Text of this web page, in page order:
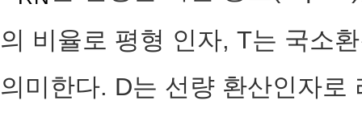
의 비율로 평형 인자, T는 국소
의미한다. D는 선량 환산인자